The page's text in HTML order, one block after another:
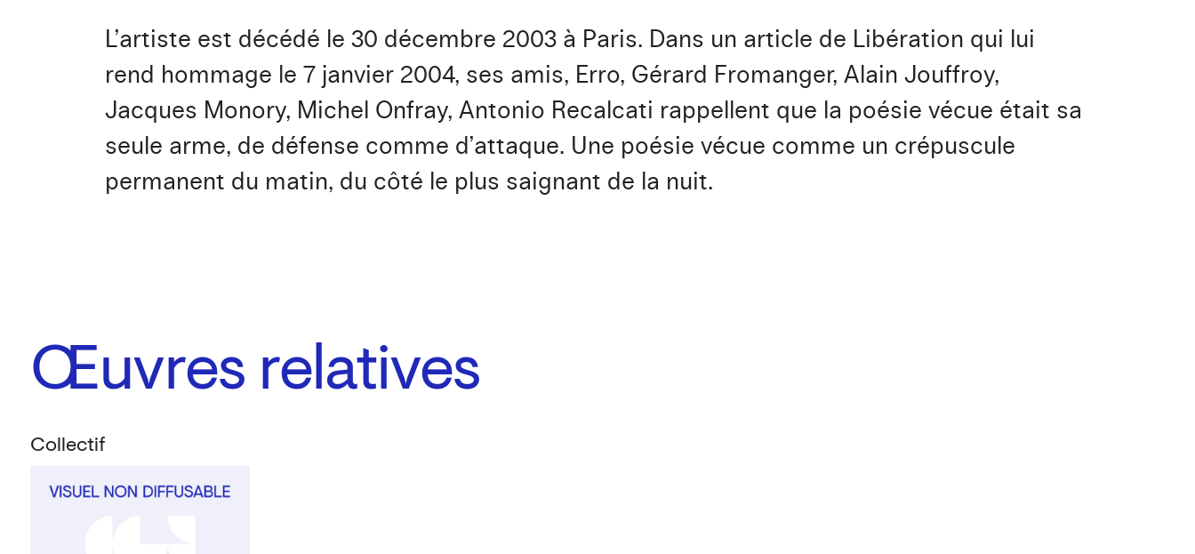
L’artiste est décédé le 30 décembre 2003 à Paris. Dans un article de Libération qui lui
rend hommage le 7 janvier 2004, ses amis, Erro, Gérard Fromanger, Alain Jouffroy,
Jacques Monory, Michel Onfray, Antonio Recalcati rappellent que la poésie vécue était sa
seule arme, de défense comme d’attaque. Une poésie vécue comme un crépuscule
permanent du matin, du côté le plus saignant de la nuit.
Œuvres relatives
Collectif